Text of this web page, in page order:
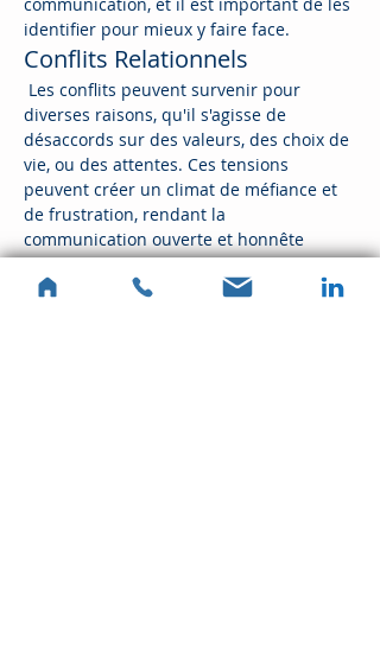
identifier pour mieux y faire face.
Conflits Relationnels
Les conflits peuvent survenir pour
diverses raisons, qu'il s'agisse de
désaccords sur des valeurs, des choix de
vie, ou des attentes. Ces tensions
peuvent créer un climat de méfiance et
de frustration, rendant la
communication ouverte et honnête
presque impossible. L'art-thérapie
permet aux membres de la famille